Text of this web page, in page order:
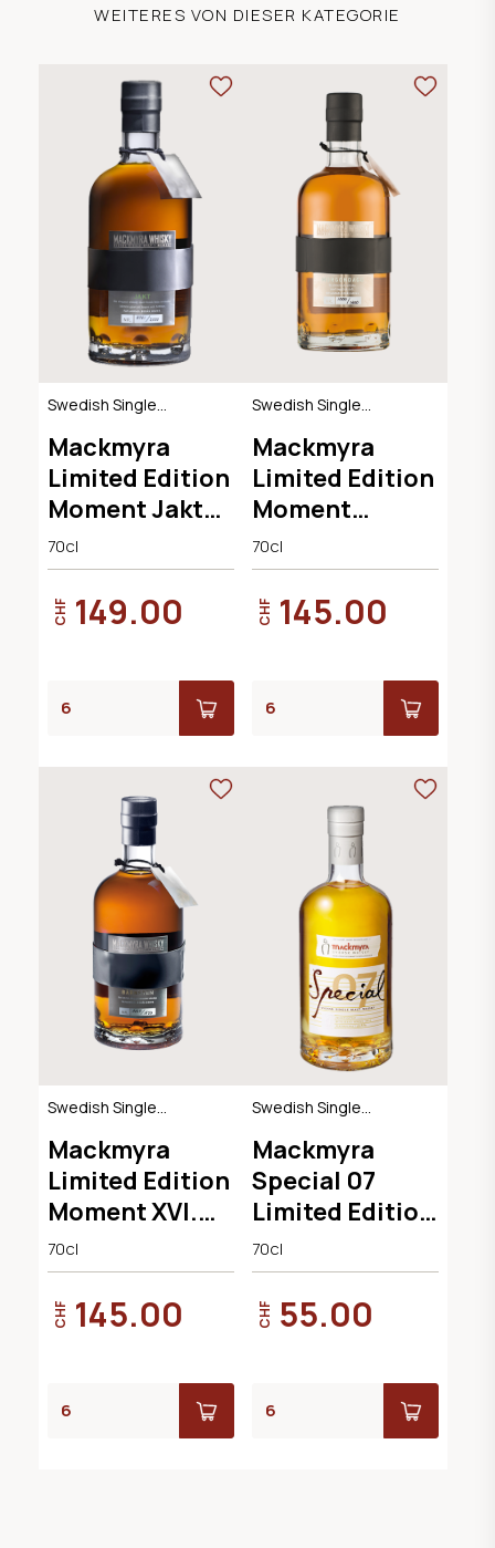
WEITERES VON DIESER KATEGORIE
Swedish Single
Mackmyra
Limited Edition
Moment Jakt
48.1°
70cl
CHF 149.00
Swedish Single
Mackmyra
Limited Edition
Moment
Morgondagg
51.1°
70cl
CHF 145.00
Swedish Single
Mackmyra
Limited Edition
Moment XVI.
48°
70cl
CHF 145.00
Swedish Single
Mackmyra
Special 07
Limited Edition
45.8°
70cl
CHF 55.00